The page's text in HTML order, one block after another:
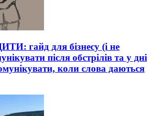
гайд для бізнесу (і не
після обстрілів та у дні
коли слова даються